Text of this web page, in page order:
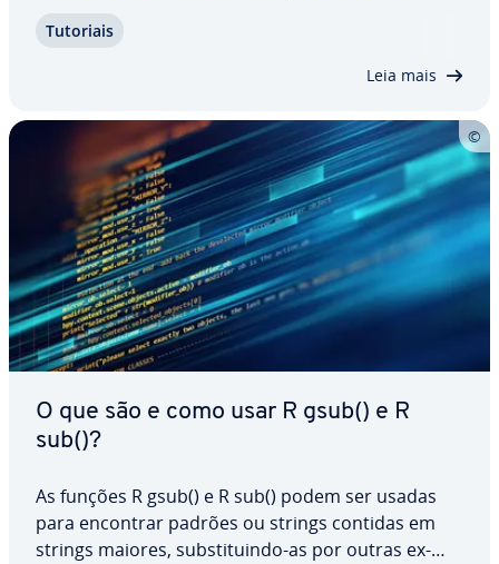
fe­ren­tes pa­râ­me­tros. Por exemplo, é possível
Tutoriais
Leia mais
O que são e como usar R gsub() e R
sub()?
As funções R gsub() e R sub() podem ser usadas
para encontrar padrões ou strings contidas em
strings maiores, subs­ti­tuindo-as por outras ex­